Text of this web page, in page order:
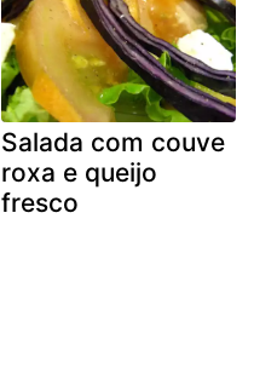
Salada com couve
roxa e queijo
fresco